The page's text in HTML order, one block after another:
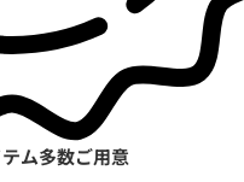
ム多数ご用意